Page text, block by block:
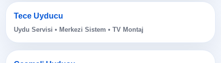
Tece Uyducu
Uydu Servisi • Merkezi Sistem • TV Montaj